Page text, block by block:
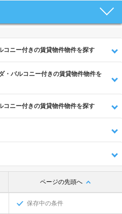
コニー付きの賃貸物件物件を探す
・バルコニー付きの賃貸物件物件を
コニー付きの賃貸物件物件を探す
ページの先頭へ
保存中の条件